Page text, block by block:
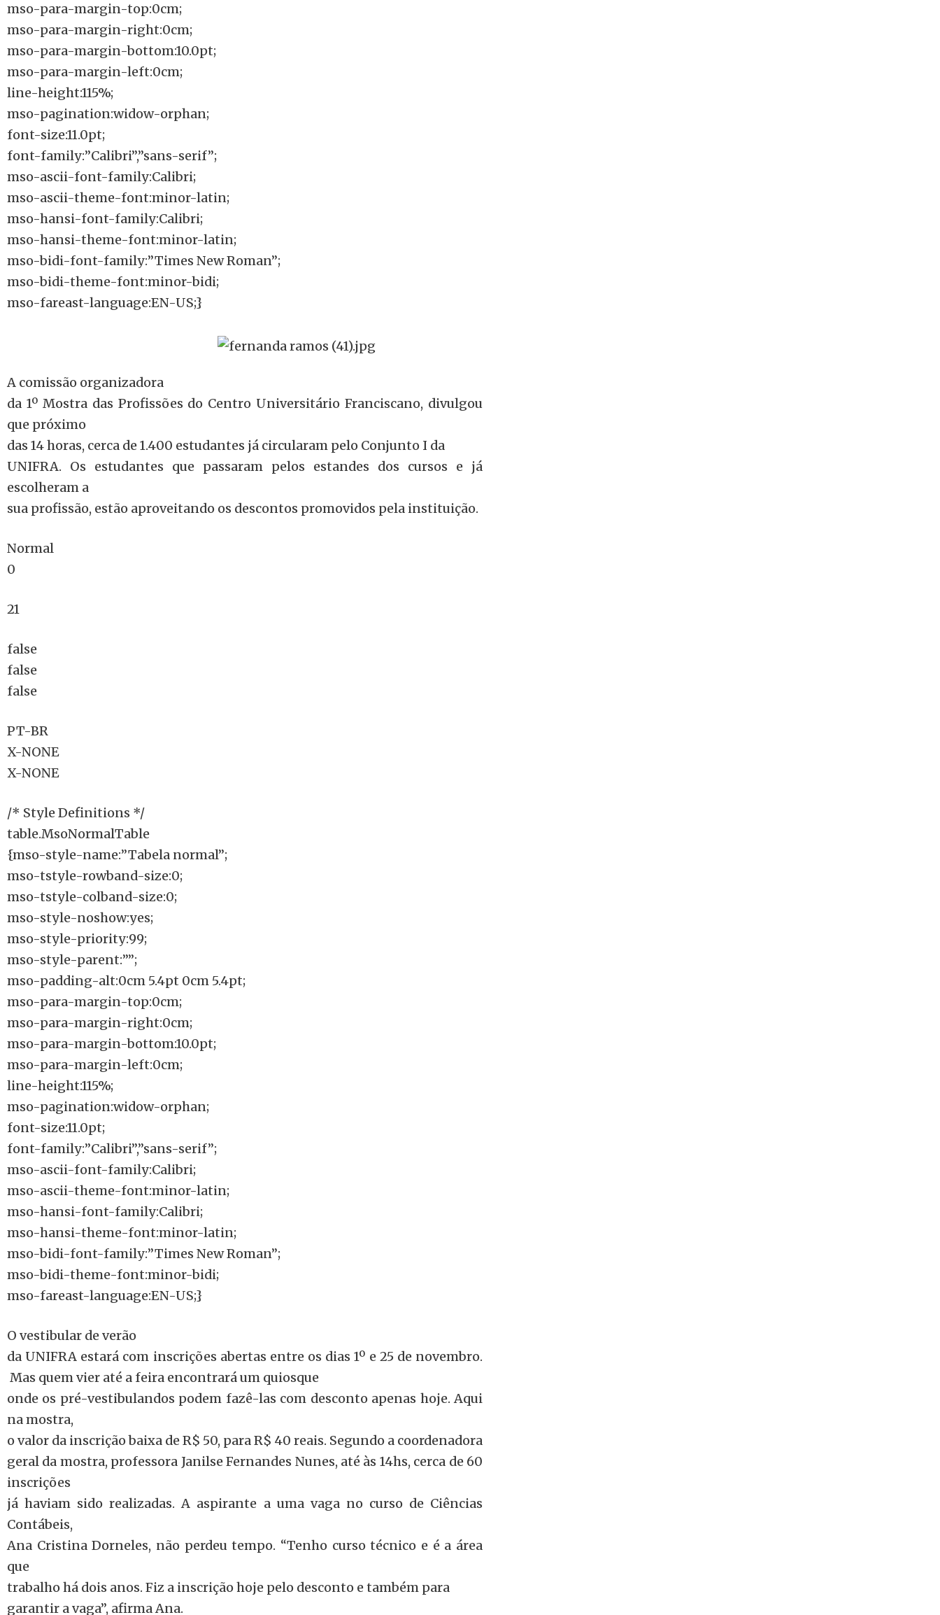
mso-para-margin-top:0cm;
mso-para-margin-right:0cm;
mso-para-margin-bottom:10.0pt;
mso-para-margin-left:0cm;
line-height:115%;
mso-pagination:widow-orphan;
font-size:11.0pt;
font-family:”Calibri”,”sans-serif”;
mso-ascii-font-family:Calibri;
mso-ascii-theme-font:minor-latin;
mso-hansi-font-family:Calibri;
mso-hansi-theme-font:minor-latin;
mso-bidi-font-family:”Times New Roman”;
mso-bidi-theme-font:minor-bidi;
mso-fareast-language:EN-US;}
A comissão organizadora
da 1º Mostra das Profissões do Centro Universitário Franciscano, divulgou
que próximo
das 14 horas, cerca de 1.400 estudantes já circularam pelo Conjunto I da
UNIFRA. Os estudantes que passaram pelos estandes dos cursos e já
escolheram a
sua profissão, estão aproveitando os descontos promovidos pela instituição.
Normal
0
21
false
false
false
PT-BR
X-NONE
X-NONE
/* Style Definitions */
table.MsoNormalTable
{mso-style-name:”Tabela normal”;
mso-tstyle-rowband-size:0;
mso-tstyle-colband-size:0;
mso-style-noshow:yes;
mso-style-priority:99;
mso-style-parent:””;
mso-padding-alt:0cm 5.4pt 0cm 5.4pt;
mso-para-margin-top:0cm;
mso-para-margin-right:0cm;
mso-para-margin-bottom:10.0pt;
mso-para-margin-left:0cm;
line-height:115%;
mso-pagination:widow-orphan;
font-size:11.0pt;
font-family:”Calibri”,”sans-serif”;
mso-ascii-font-family:Calibri;
mso-ascii-theme-font:minor-latin;
mso-hansi-font-family:Calibri;
mso-hansi-theme-font:minor-latin;
mso-bidi-font-family:”Times New Roman”;
mso-bidi-theme-font:minor-bidi;
mso-fareast-language:EN-US;}
O vestibular de verão
da UNIFRA estará com inscrições abertas entre os dias 1º e 25 de novembro.
Mas quem vier até a feira encontrará um quiosque
onde os pré-vestibulandos podem fazê-las com desconto apenas hoje. Aqui
na mostra,
o valor da inscrição baixa de R$ 50, para R$ 40 reais. Segundo a coordenadora
geral da mostra, professora Janilse Fernandes Nunes, até às 14hs, cerca de 60
inscrições
já haviam sido realizadas. A aspirante a uma vaga no curso de Ciências
Contábeis,
Ana Cristina Dorneles, não perdeu tempo. “Tenho curso técnico e é a área
que
trabalho há dois anos. Fiz a inscrição hoje pelo desconto e também para
garantir a vaga”, afirma Ana.